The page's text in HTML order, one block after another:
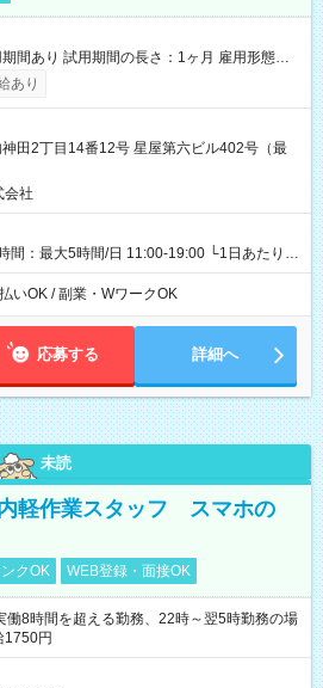
期間あり 試用期間の長さ：1ヶ月 雇用形態、
じです。
あり
田2丁目14番12号 星屋第六ビル402号（最
会社
間：最大5時間/日 11:00-19:00 └1日あたりの
└上記の時間帯内であれば、いつでも勤務可
の中で、お好きな曜日でご勤務いただけま
うに、自由な働き方が可能なお仕事です！
いOK / 副業・WワークOK
応募する 詳細へ
未読
内軽作業スタッフ スマホの
クOK WEB登録・面接OK
8時間を超える勤務、22時～翌5時勤務の場
1750円